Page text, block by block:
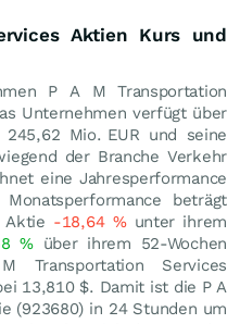
Aktien Kurs und
P A M Transportation
Unternehmen verfügt über
245,62 Mio. EUR und seine
der Branche Verkehr
eine Jahresperformance
beträgt
-18,64 %unter ihrem
% über ihrem 52-Wochen
Services
13,810 $. Damit ist die P A
(923680) in 24 Stunden um